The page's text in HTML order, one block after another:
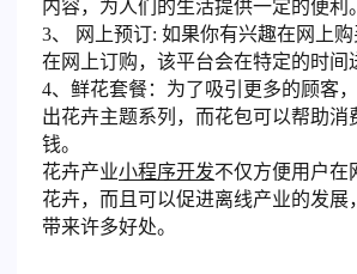
内容，为人们的生活提供一定的便利。
3、 网上预订: 如果你有兴趣在网上
在网上订购，该平台会在特定的时间
4、鲜花套餐：为了吸引更多的顾客
出花卉主题系列，而花包可以帮助消
钱。
花卉产业小程序开发不仅方便用户在
花卉，而且可以促进离线产业的发展
带来许多好处。